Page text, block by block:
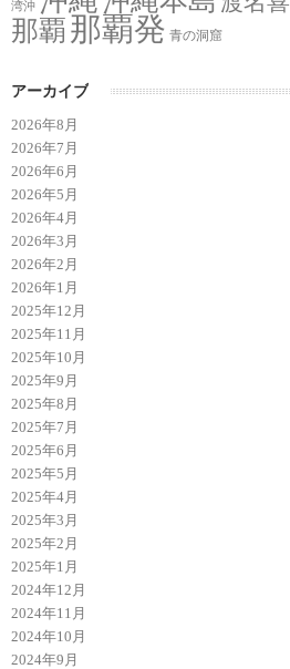
湾沖
那覇 那覇発 青の洞窟
アーカイブ
2026年8月
2026年7月
2026年6月
2026年5月
2026年4月
2026年3月
2026年2月
2026年1月
2025年12月
2025年11月
2025年10月
2025年9月
2025年8月
2025年7月
2025年6月
2025年5月
2025年4月
2025年3月
2025年2月
2025年1月
2024年12月
2024年11月
2024年10月
2024年9月